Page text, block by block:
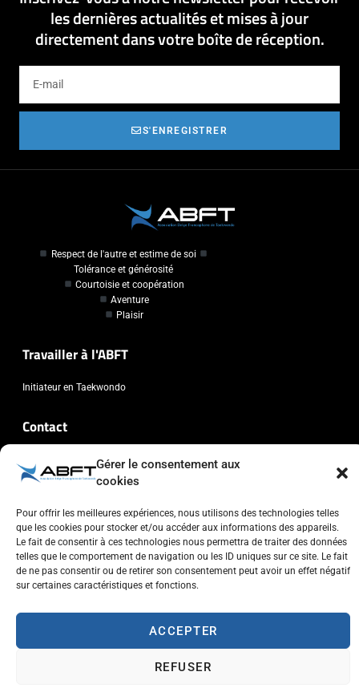
Gérer le consentement aux
cookies
Pour offrir les meilleures expériences, nous utilisons des technologies telles
que les cookies pour stocker et/ou accéder aux informations des appareils.
Le fait de consentir à ces technologies nous permettra de traiter des données
telles que le comportement de navigation ou les ID uniques sur ce site. Le fait
de ne pas consentir ou de retirer son consentement peut avoir un effet négatif
sur certaines caractéristiques et fonctions.
ACCEPTER
REFUSER
les dernières actualités et mises à jour
directement dans votre boîte de réception.
S'ENREGISTRER
Respect de l'autre et estime de soi
Tolérance et générosité
Courtoisie et coopération
Aventure
Plaisir
Travailler à l'ABFT
Initiateur en Taekwondo
Contact
Association Belge Francophone de Taekwondo
Chaussée de Wavre, 2057 - 1160 Auderghem
+32 (0)2 347 34 77
Utilisation des cookies